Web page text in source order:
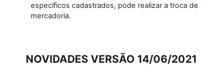
específicos cadastrados, pode realizar a troca de
mercadoria.
NOVIDADES VERSÃO 14/06/2021